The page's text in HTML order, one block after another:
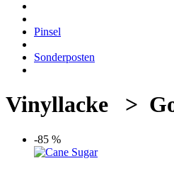
Pinsel
Sonderposten
Vinyllacke >
-85 %